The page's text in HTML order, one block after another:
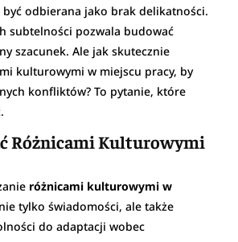
odbierana jako brak delikatności.
subtelności pozwala budować
szacunek. Ale jak skutecznie
kulturowymi w miejscu pracy, by
konfliktów? To pytanie, które
Różnicami Kulturowymi
różnicami kulturowymi w
tylko świadomości, ale także
do adaptacji wobec